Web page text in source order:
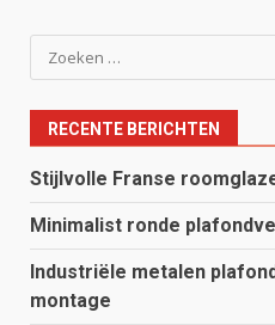
Zoeken
naar:
RECENTE BERICHTEN
Stijlvolle Franse
Minimalist ronde
Industriële metalen
montage